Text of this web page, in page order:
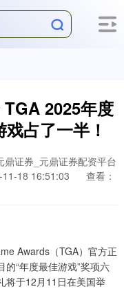
2025年度
占了一半！
鼎证券_元鼎证券配资平台
11-18 16:51:03
查看：
Awards（TGA）官方正
“年度最佳游戏”奖项六
将于12月11日在美国举